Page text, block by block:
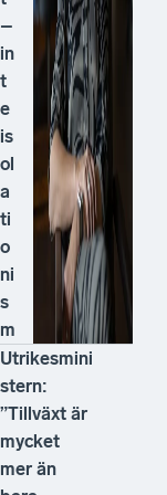
–
in
t
e
is
ol
a
ti
o
ni
s
m
Utrikesmini
stern:
”Tillväxt är
mycket
mer än